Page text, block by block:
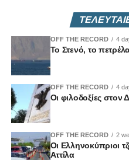
OFF THE RECORD 4
Το Στενό, το
OFF THE RECORD 4
Οι φιλοδοξίες στον
OFF THE RECORD 2
Οι Ελληνοκύπριοι
Αττίλα